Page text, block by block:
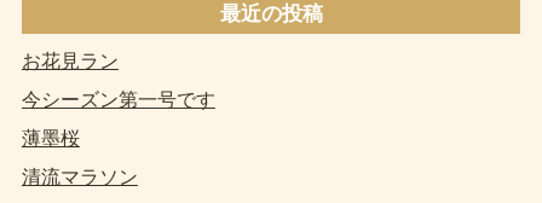
最近の投稿
お花見ラン
今シーズン第一号です
薄墨桜
清流マラソン